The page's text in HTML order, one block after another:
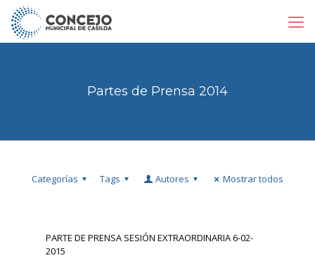
Partes de Prensa 2014
Categorías Tags Autores Mostrar todos
PARTE DE PRENSA SESIÓN EXTRAORDINARIA 6-02-
2015